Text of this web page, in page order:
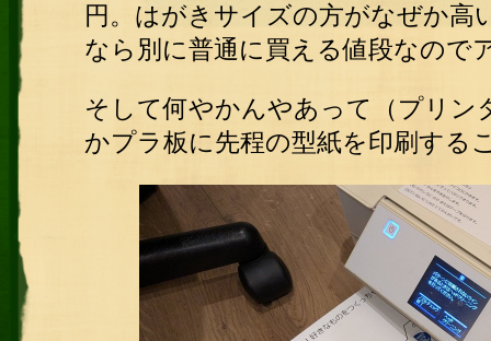
円。はがきサイズの方がなぜか高
なら別に普通に買える値段なので
そして何やかんやあって（プリン
かプラ板に先程の型紙を印刷する